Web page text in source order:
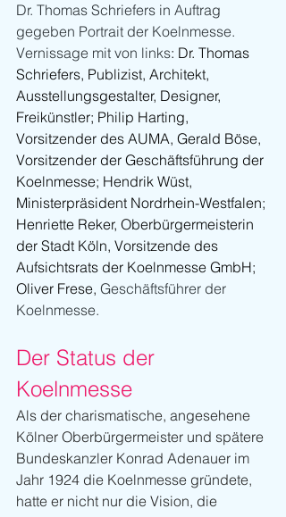
Dr. Thomas Schriefers in Auftrag
gegeben Portrait der Koelnmesse.
Vernissage mit von links: Dr. Thomas
Schriefers, Publizist, Architekt,
Ausstellungsgestalter, Designer,
Freikünstler; Philip Harting,
Vorsitzender des AUMA, Gerald Böse,
Vorsitzender der Geschäftsführung der
Koelnmesse; Hendrik Wüst,
Ministerpräsident Nordrhein-Westfalen;
Henriette Reker, Oberbürgermeisterin
der Stadt Köln, Vorsitzende des
Aufsichtsrats der Koelnmesse GmbH;
Oliver Frese, Geschäftsführer der
Koelnmesse.
Der Status der
Koelnmesse
Als der charismatische, angesehene
Kölner Oberbürgermeister und spätere
Bundeskanzler Konrad Adenauer im
Jahr 1924 die Koelnmesse gründete,
hatte er nicht nur die Vision, die